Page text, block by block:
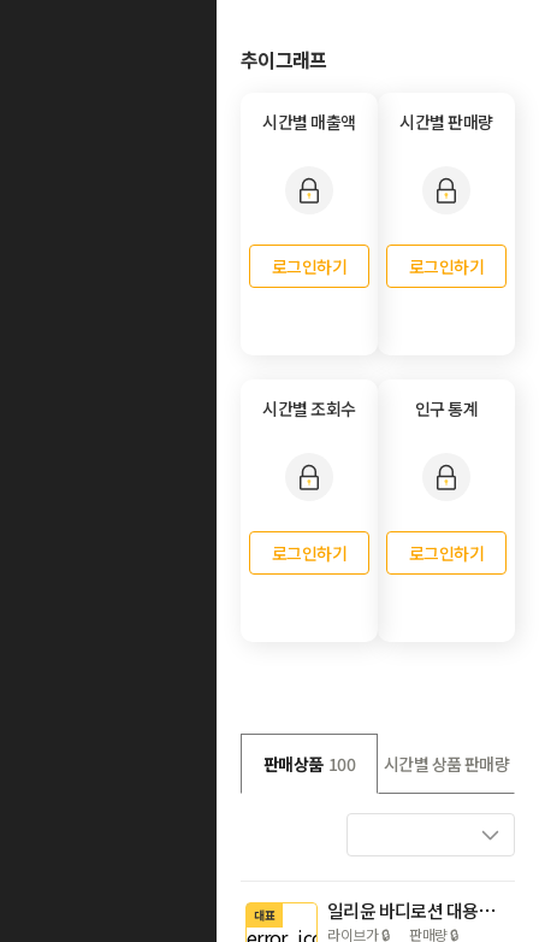
추이그래프
시간별 매출액
로그인하기
시간별 판매량
로그인하기
시간별 조회수
로그인하기
인구 통계
로그인하기
판매상품 100 시간별 상품 판매량
대표 일리윤 바디로션 대용량 무향 세라마이드 아토 580ml+300ml
라이브가🔒 판매량🔒